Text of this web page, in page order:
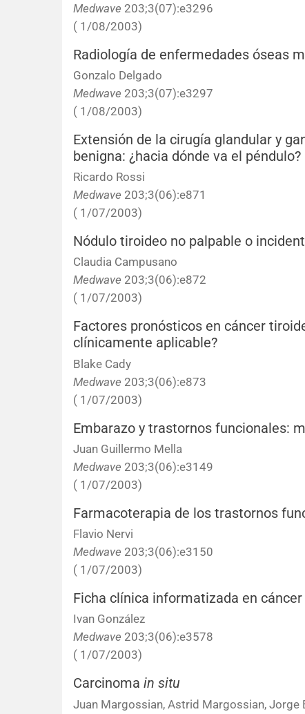
Medwave 203;3(07):e3296
( 1/08/2003)
Radiología de enfermedades óseas
Gonzalo Delgado
Medwave 203;3(07):e3297
( 1/08/2003)
Extensión de la cirugía glandular y
benigna: ¿hacia dónde va el péndulo?
Ricardo Rossi
Medwave 203;3(06):e871
( 1/07/2003)
Nódulo tiroideo no palpable o
Claudia Campusano
Medwave 203;3(06):e872
( 1/07/2003)
Factores pronósticos en cáncer
clínicamente aplicable?
Blake Cady
Medwave 203;3(06):e873
( 1/07/2003)
Embarazo y trastornos funcionales:
Juan Guillermo Mella
Medwave 203;3(06):e3149
( 1/07/2003)
Farmacoterapia de los trastornos
Flavio Nervi
Medwave 203;3(06):e3150
( 1/07/2003)
Ficha clínica informatizada en
Ivan González
Medwave 203;3(06):e3578
( 1/07/2003)
Carcinoma in situ
Juan Margossian, Astrid Margossian, Jorge